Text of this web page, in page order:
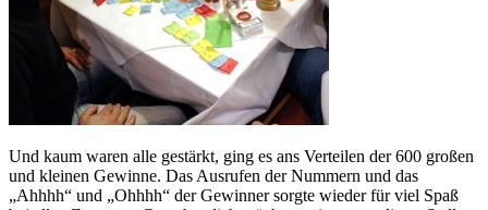
Und kaum waren alle gestärkt, ging es ans Verteilen der 600 großen
und kleinen Gewinne. Das Ausrufen der Nummern und das
„Ahhhh“ und „Ohhhh“ der Gewinner sorgte wieder für viel Spaß